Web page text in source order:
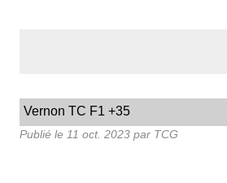
Vernon TC F1 +35
Publié le 11 oct. 2023 par TCG